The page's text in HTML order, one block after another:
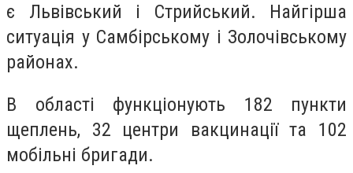
є Львівський і Стрийський. Найгірша
ситуація у Самбірському і Золочівському
районах.
В області функціонують 182 пункти
щеплень, 32 центри вакцинації та 102
мобільні бригади.